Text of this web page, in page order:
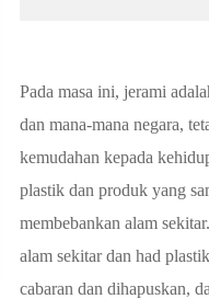
Pada masa ini, jerami
dan mana-mana negara,
kemudahan kepada
plastik dan produk yang
membebankan alam
alam sekitar dan had
cabaran dan dihapuskan,